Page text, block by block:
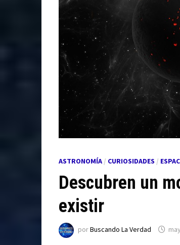
ASTRONOMÍA/ CURIOSIDADES /
Descubren un
existir
porBuscando La Verdad